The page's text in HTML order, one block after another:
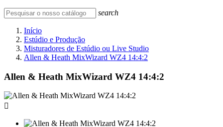
search
Início
Estúdio e Produção
Misturadores de Estúdio ou Live Studio
Allen & Heath MixWizard WZ4 14:4:2
Allen & Heath MixWizard WZ4 14:4:2
